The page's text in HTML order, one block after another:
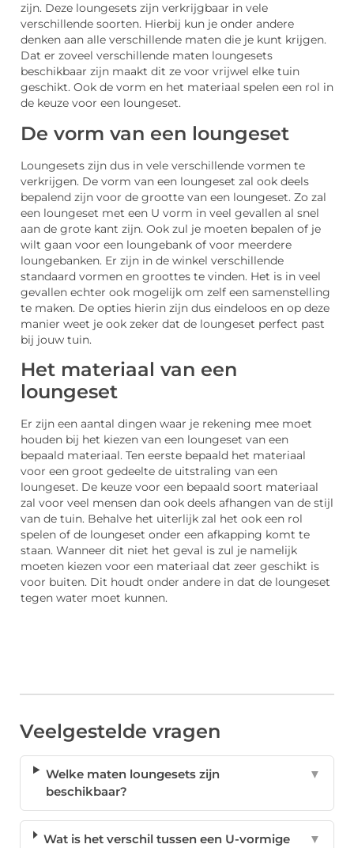
zijn. Deze loungesets zijn verkrijgbaar in vele
verschillende soorten. Hierbij kun je onder andere
denken aan alle verschillende maten die je kunt krijgen.
Dat er zoveel verschillende maten loungesets
beschikbaar zijn maakt dit ze voor vrijwel elke tuin
geschikt. Ook de vorm en het materiaal spelen een rol in
de keuze voor een loungeset.
De vorm van een loungeset
Loungesets zijn dus in vele verschillende vormen te
verkrijgen. De vorm van een loungeset zal ook deels
bepalend zijn voor de grootte van een loungeset. Zo zal
een loungeset met een U vorm in veel gevallen al snel
aan de grote kant zijn. Ook zul je moeten bepalen of je
wilt gaan voor een loungebank of voor meerdere
loungebanken. Er zijn in de winkel verschillende
standaard vormen en groottes te vinden. Het is in veel
gevallen echter ook mogelijk om zelf een samenstelling
te maken. De opties hierin zijn dus eindeloos en op deze
manier weet je ook zeker dat de loungeset perfect past
bij jouw tuin.
Het materiaal van een
loungeset
Er zijn een aantal dingen waar je rekening mee moet
houden bij het kiezen van een loungeset van een
bepaald materiaal. Ten eerste bepaald het materiaal
voor een groot gedeelte de uitstraling van een
loungeset. De keuze voor een bepaald soort materiaal
zal voor veel mensen dan ook deels afhangen van de stijl
van de tuin. Behalve het uiterlijk zal het ook een rol
spelen of de loungeset onder een afkapping komt te
staan. Wanneer dit niet het geval is zul je namelijk
moeten kiezen voor een materiaal dat zeer geschikt is
voor buiten. Dit houdt onder andere in dat de loungeset
tegen water moet kunnen.
Veelgestelde vragen
Welke maten loungesets zijn
beschikbaar?
▼
Wat is het verschil tussen een U-vormige
▼